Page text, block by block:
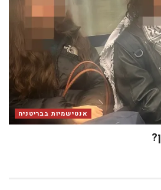
אנטישמיות בבריטניה